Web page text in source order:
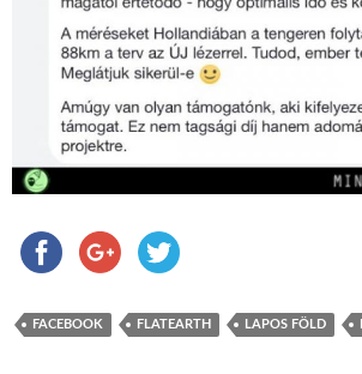
FACEBOOK FLATEARTH LAPOS FÖLD